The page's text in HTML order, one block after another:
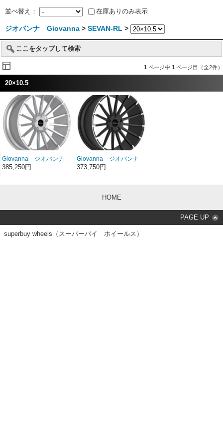
並べ替え： 在庫ありのみ表示
ジオバンナ Giovanna > SEVAN-RL >
ここをタップして検索
1 ページ中 1 ページ目（全2件）
20×10.5
Giovanna ジオバンナ
SEVAN-RL シルバー/マ
385,250円
Giovanna ジオバンナ
SEVAN-RL ブラック/マ
373,750円
HOME
PAGE UP
superbuy wheels（スーパーバイ ホイールス）